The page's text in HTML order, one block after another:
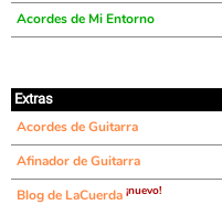
Acordes de Mi Entorno
Extras
Acordes de Guitarra
Afinador de Guitarra
Blog de LaCuerda ¡nuevo!